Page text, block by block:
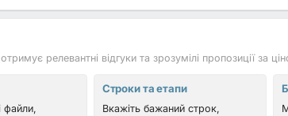
релевантні відгуки та зрозумілі пропозиції за
файли,
Строки та етапи
Вкажіть бажаний строк,